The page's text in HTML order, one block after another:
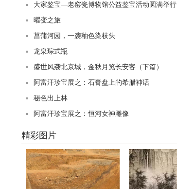
大家鉴宝—老窑瓷博物馆公益鉴宝活动圆满举行
曜变之旅
菖蒲河园，一袭釉色染枝头
龙泉琮式瓶
盛世风袭北京城，金秋月览长安客（下篇）
阿富汗珍宝展之：石膏盘上的希腊神话
秘色出上林
阿富汗珍宝展之：恒河女神雕像
精彩图片